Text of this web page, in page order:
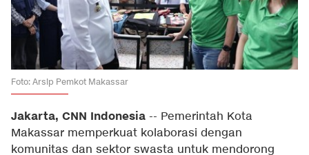
Foto: Arsip Pemkot Makassar
Jakarta, CNN Indonesia -- Pemerintah Kota
Makassar memperkuat kolaborasi dengan
komunitas dan sektor swasta untuk mendorong